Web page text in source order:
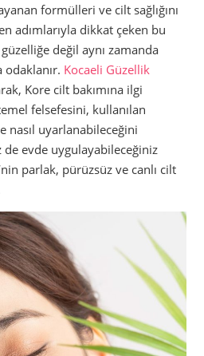
formülleri ve cilt sağlığını
adımlarıyla dikkat çeken bu
değil aynı zamanda
odaklanır. Kocaeli Güzellik
Kore cilt bakımına ilgi
felsefesini, kullanılan
nasıl uyarlanabileceğini
de evde uygulayabileceğiniz
parlak, pürüzsüz ve canlı cilt